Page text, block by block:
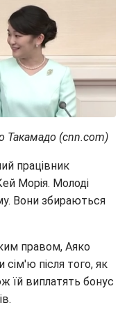
Такамадо (cnn.com)
працівник
Морія. Молоді
Вони збираються
правом, Аяко
після того, як
їй виплатять бонус